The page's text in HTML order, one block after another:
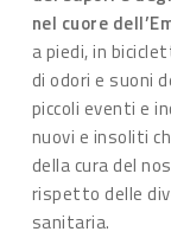
nel cuore
a piedi, in
di odori e suoni
piccoli eventi e
nuovi e insoliti
della cura del
rispetto delle
sanitaria.